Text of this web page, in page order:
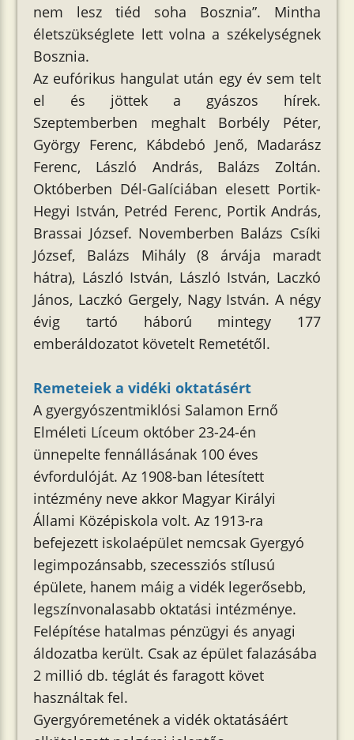
nem lesz tiéd soha Bosznia”. Mintha
életszükséglete lett volna a székelységnek
Bosznia.
Az eufórikus hangulat után egy év sem telt
el és jöttek a gyászos hírek.
Szeptemberben meghalt Borbély Péter,
György Ferenc, Kábdebó Jenő, Madarász
Ferenc, László András, Balázs Zoltán.
Októberben Dél-Galíciában elesett Portik-
Hegyi István, Petréd Ferenc, Portik András,
Brassai József. Novemberben Balázs Csíki
József, Balázs Mihály (8 árvája maradt
hátra), László István, László István, Laczkó
János, Laczkó Gergely, Nagy István. A négy
évig tartó háború mintegy 177
emberáldozatot követelt Remetétől.
Remeteiek a vidéki oktatásért
A gyergyószentmiklósi Salamon Ernő
Elméleti Líceum október 23-24-én
ünnepelte fennállásának 100 éves
évfordulóját. Az 1908-ban létesített
intézmény neve akkor Magyar Királyi
Állami Középiskola volt. Az 1913-ra
befejezett iskolaépület nemcsak Gyergyó
legimpozánsabb, szecessziós stílusú
épülete, hanem máig a vidék legerősebb,
legszínvonalasabb oktatási intézménye.
Felépítése hatalmas pénzügyi és anyagi
áldozatba került. Csak az épület falazásába
2 millió db. téglát és faragott követ
használtak fel.
Gyergyóremetének a vidék oktatásáért